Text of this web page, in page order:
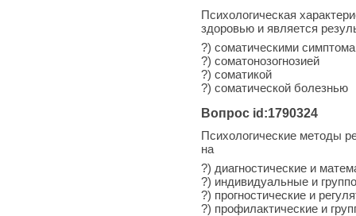
Психологическая
здоровью и является
?) соматическими
?) соматонозогнозией
?) соматикой
?) соматической болезнью
Вопрос id:1790324
Психологические методы
на
?) диагностические и
?) индивидуальные и
?) прогностические и
?) профилактические и